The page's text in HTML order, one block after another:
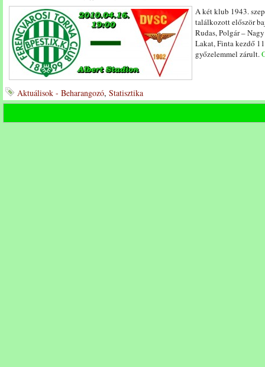
A két klub 1943.
találkozott először
Rudas, Polgár –
Lakat, Finta kezdő
győzelemmel zárult.
Aktuálisok - Beharangozó, Statisztika